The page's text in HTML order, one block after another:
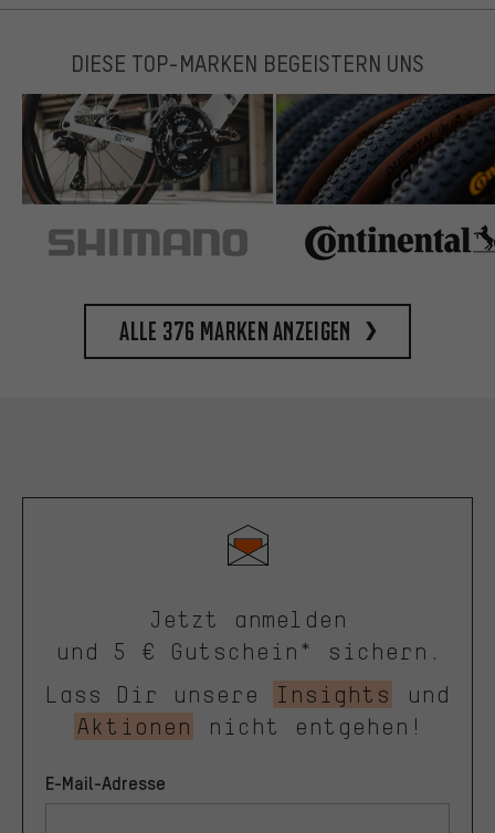
DIESE TOP-MARKEN BEGEISTERN UNS
Alle 376 Marken anzeigen
Jetzt anmelden
und 5 € Gutschein* sichern.
Lass Dir unsere
Insights
und
Aktionen
nicht entgehen!
E-Mail-Adresse